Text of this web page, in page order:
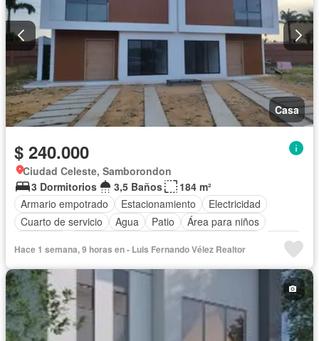
Casa
$ 240.000
Ciudad Celeste, Samborondon
3 Dormitorios
3,5 Baños
184 m²
Armario empotrado
Estacionamiento
Electricidad
Cuarto de servicio
Agua Patio
Área para niños
Jardín
Parrilla
Garita de guardianía Gimnasio
Seguridad
Piscina
Cancha de tenis Sin amoblar
Hace 1 semana, 9 horas en - Luis Fernando Vélez Realtor